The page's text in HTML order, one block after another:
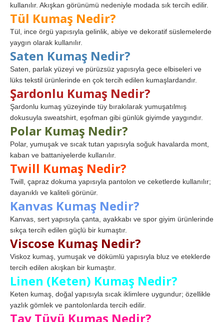
kullanılır. Akışkan görünümü nedeniyle modada sık tercih edilir.
Tül Kumaş Nedir?
Tül, ince örgü yapısıyla gelinlik, abiye ve dekoratif süslemelerde
yaygın olarak kullanılır.
Saten Kumaş Nedir?
Saten, parlak yüzeyi ve pürüzsüz yapısıyla gece elbiseleri ve
lüks tekstil ürünlerinde en çok tercih edilen kumaşlardandır.
Şardonlu Kumaş Nedir?
Şardonlu kumaş yüzeyinde tüy bırakılarak yumuşatılmış
dokusuyla sweatshirt, eşofman gibi günlük giyimde yaygındır.
Polar Kumaş Nedir?
Polar, yumuşak ve sıcak tutan yapısıyla soğuk havalarda mont,
kaban ve battaniyelerde kullanılır.
Twill Kumaş Nedir?
Twill, çapraz dokuma yapısıyla pantolon ve ceketlerde kullanılır;
dayanıklı ve kaliteli görünür.
Kanvas Kumaş Nedir?
Kanvas, sert yapısıyla çanta, ayakkabı ve spor giyim ürünlerinde
sıkça tercih edilen güçlü bir kumaştır.
Viscose Kumaş Nedir?
Viskoz kumaş, yumuşak ve dökümlü yapısıyla bluz ve eteklerde
tercih edilen akışkan bir kumaştır.
Linen (Keten) Kumaş Nedir?
Keten kumaş, doğal yapısıyla sıcak iklimlere uygundur; özellikle
yazlık gömlek ve pantolonlarda tercih edilir.
Tay Tüyü Kumaş Nedir?